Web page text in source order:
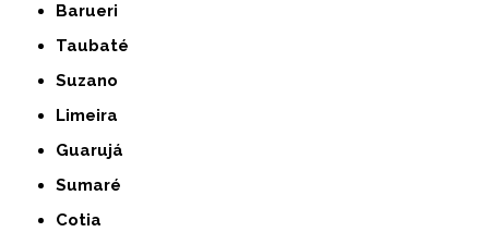
Barueri
Taubaté
Suzano
Limeira
Guarujá
Sumaré
Cotia